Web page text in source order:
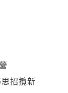
招攬新